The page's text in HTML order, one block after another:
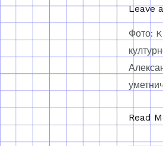
Leave
Фото:
Read